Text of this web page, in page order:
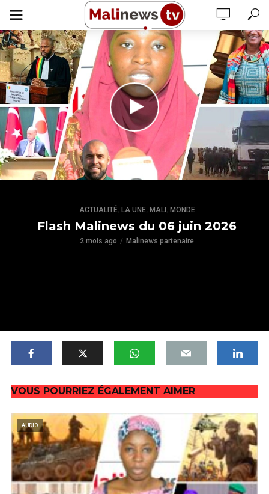
ACTUALITÉ, LA UNE, MALI MONDE
Flash Malinews du 06 juin 2026
2 mois ago Malinews partenaire
VOUS POURRIEZ ÉGALEMENT AIMER
AUDIO